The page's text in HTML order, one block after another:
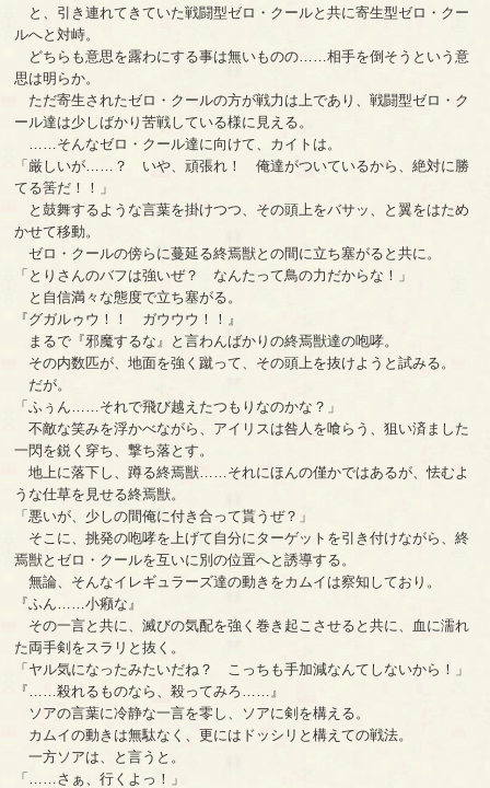
と、引き連れてきていた戦闘型ゼロ・クールと共に寄生型ゼロ・クー
ルへと対峙。
どちらも意思を露わにする事は無いものの……相手を倒そうという意
思は明らか。
ただ寄生されたゼロ・クールの方が戦力は上であり、戦闘型ゼロ・ク
ール達は少しばかり苦戦している様に見える。
……そんなゼロ・クール達に向けて、カイトは。
「厳しいが……？ いや、頑張れ！ 俺達がついているから、絶対に勝
てる筈だ！！」
と鼓舞するような言葉を掛けつつ、その頭上をバサッ、と翼をはため
かせて移動。
ゼロ・クールの傍らに蔓延る終焉獣との間に立ち塞がると共に。
「とりさんのバフは強いぜ？ なんたって鳥の力だからな！」
と自信満々な態度で立ち塞がる。
『グガルゥウ！！ ガウウウ！！』
まるで『邪魔するな』と言わんばかりの終焉獣達の咆哮。
その内数匹が、地面を強く蹴って、その頭上を抜けようと試みる。
だが。
「ふぅん……それで飛び越えたつもりなのかな？」
不敵な笑みを浮かべながら、アイリスは咎人を喰らう、狙い済ました
一閃を鋭く穿ち、撃ち落とす。
地上に落下し、蹲る終焉獣……それにほんの僅かではあるが、怯むよ
うな仕草を見せる終焉獣。
「悪いが、少しの間俺に付き合って貰うぜ？」
そこに、挑発の咆哮を上げて自分にターゲットを引き付けながら、終
焉獣とゼロ・クールを互いに別の位置へと誘導する。
無論、そんなイレギュラーズ達の動きをカムイは察知しており。
『ふん……小癪な』
その一言と共に、滅びの気配を強く巻き起こさせると共に、血に濡れ
た両手剣をスラリと抜く。
「ヤル気になったみたいだね？ こっちも手加減なんてしないから！」
『……殺れるものなら、殺ってみろ……』
ソアの言葉に冷静な一言を零し、ソアに剣を構える。
カムイの動きは無駄なく、更にはドッシリと構えての戦法。
一方ソアは、と言うと。
「……さぁ、行くよっ！」